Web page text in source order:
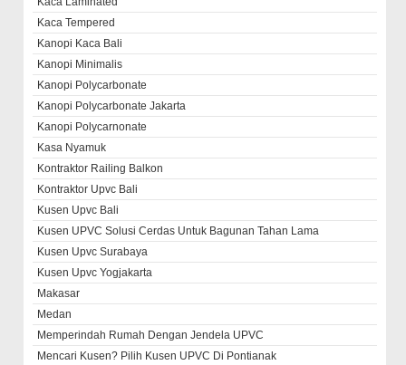
Kaca Tempered
Kanopi Kaca Bali
Kanopi Minimalis
Kanopi Polycarbonate
Kanopi Polycarbonate Jakarta
Kanopi Polycarnonate
Kasa Nyamuk
Kontraktor Railing Balkon
Kontraktor Upvc Bali
Kusen Upvc Bali
Kusen UPVC Solusi Cerdas Untuk Bagunan Tahan Lama
Kusen Upvc Surabaya
Kusen Upvc Yogjakarta
Makasar
Medan
Memperindah Rumah Dengan Jendela UPVC
Mencari Kusen? Pilih Kusen UPVC Di Pontianak